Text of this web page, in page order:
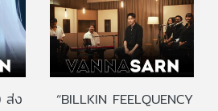
ส่ง
“BILLKIN FEELQUENCY